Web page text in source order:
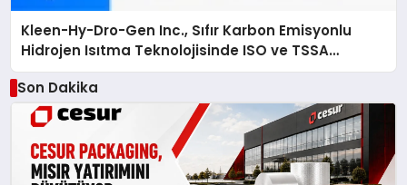
Kleen-Hy-Dro-Gen Inc., Sıfır Karbon Emisyonlu
Hidrojen Isıtma Teknolojisinde ISO ve TSSA
Düzenleyici Onaylarını Aldı
Son Dakika